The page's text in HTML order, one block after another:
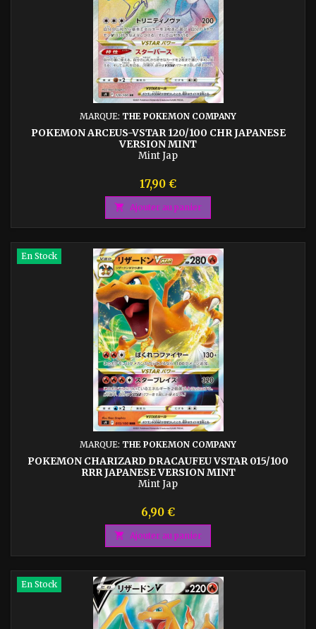
MARQUE: THE POKEMON COMPANY
POKEMON ARCEUS-VSTAR 120/100 CHR JAPANESE
VERSION MINT
Mint Jap
Prix
17,90 €
 Ajouter au panier
En Stock
MARQUE: THE POKEMON COMPANY
POKEMON CHARIZARD DRACAUFEU VSTAR 015/100
RRR JAPANESE VERSION MINT
Mint Jap
Prix
6,90 €
 Ajouter au panier
En Stock